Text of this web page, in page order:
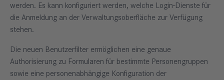
werden. Es kann konfiguriert werden, welche Login-Dienste für
die Anmeldung an der Verwaltungsoberfläche zur Verfügung
stehen.
Die neuen Benutzerfilter ermöglichen eine genaue
Authorisierung zu Formularen für bestimmte Personengruppen
sowie eine personenabhängige Konfiguration der